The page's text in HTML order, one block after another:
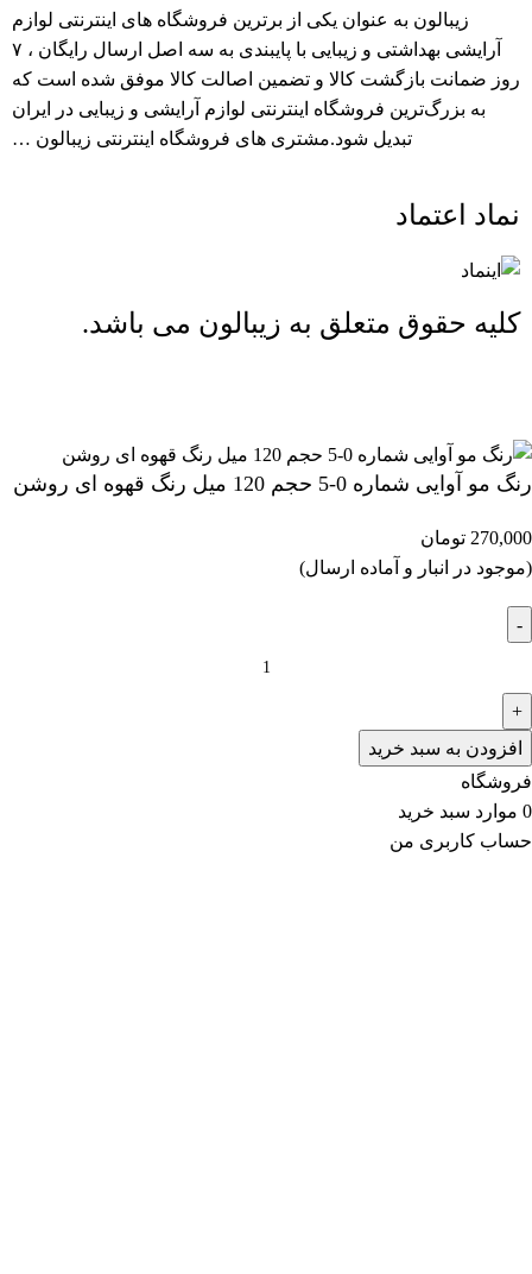
زیبالون به عنوان یکی از برترین فروشگاه های اینترنتی لوازم
آرایشی بهداشتی و زیبایی با پایبندی به سه اصل ارسال رایگان ، ۷
روز ضمانت بازگشت کالا و تضمین اصالت کالا موفق شده است که
به بزرگ‌ترین فروشگاه اینترنتی لوازم آرایشی و زیبایی در ایران
تبدیل شود.مشتری های فروشگاه اینترنتی زیبالون …
نماد اعتماد
کلیه حقوق متعلق به زیبالون می باشد.
رنگ مو آوایی شماره 0-5 حجم 120 میل رنگ قهوه ای روشن
270,000 تومان
(موجود در انبار و آماده ارسال)
افزودن به سبد خرید
فروشگاه
0 موارد سبد خرید
حساب کاربری من